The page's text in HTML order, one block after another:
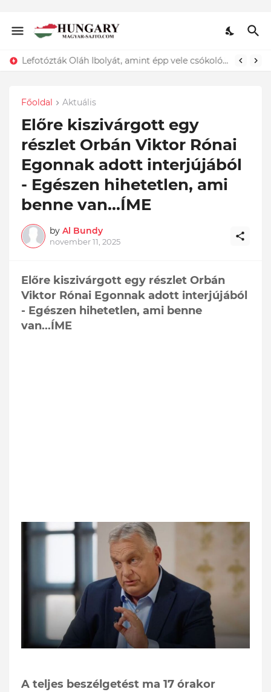
Lefotózták Oláh Ibolyát, amint épp vele csókolózik - EZT nem hiszed el, kinek a karjában kötött ki...ÍME
Főoldal Aktuális
Előre kiszivárgott egy
részlet Orbán Viktor Rónai
Egonnak adott interjújából
- Egészen hihetetlen, ami
benne van...ÍME
by Al Bundy
november 11, 2025
Előre kiszivárgott egy részlet Orbán
Viktor Rónai Egonnak adott interjújából
- Egészen hihetetlen, ami benne
van...ÍME
A teljes beszélgetést ma 17 órakor